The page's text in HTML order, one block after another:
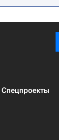
Спецпроекты